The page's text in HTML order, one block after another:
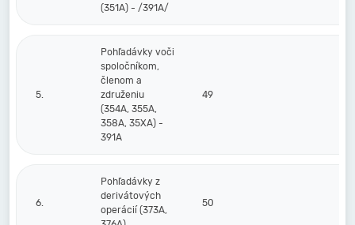
(351A) - /391A/
5.
Pohľadávky voči
spoločníkom,
členom a
združeniu
(354A, 355A,
358A, 35XA) -
391A
49
6.
Pohľadávky z
derivátových
operácií (373A,
50